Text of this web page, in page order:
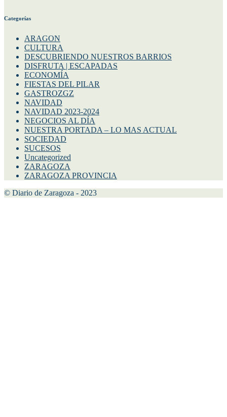
Categorías
ARAGON
CULTURA
DESCUBRIENDO NUESTROS BARRIOS
DISFRUTA | ESCAPADAS
ECONOMÍA
FIESTAS DEL PILAR
GASTROZGZ
NAVIDAD
NAVIDAD 2023-2024
NEGOCIOS AL DÍA
NUESTRA PORTADA – LO MAS ACTUAL
SOCIEDAD
SUCESOS
Uncategorized
ZARAGOZA
ZARAGOZA PROVINCIA
© Diario de Zaragoza - 2023